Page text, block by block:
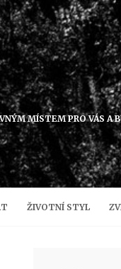
MÍSTEM PRO VÁS
ŽIVOTNÍ STYL